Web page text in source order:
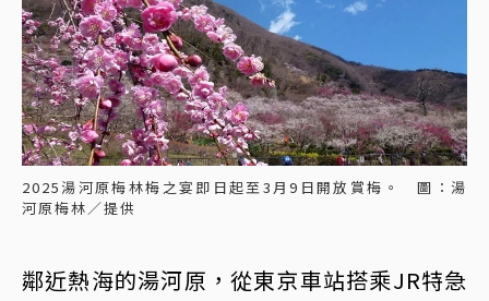
2025湯河原梅林梅之宴即日起至3月9日開放賞梅。 圖：湯
河原梅林／提供
鄰近熱海的湯河原，從東京車站搭乘JR特急